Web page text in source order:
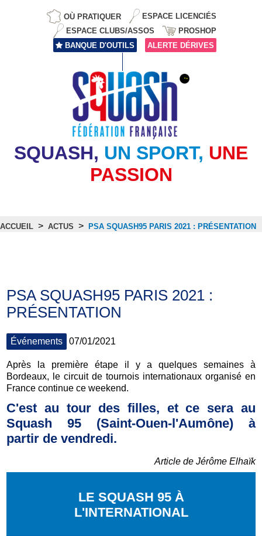
OÙ PRATIQUER
ESPACE LICENCIÉS
ESPACE CLUBS/ASSOS
PROSHOP
BANQUE D'OUTILS
ALERTE DÉRIVES
SQUASH, UN SPORT, UNE
PASSION
ACCUEIL > ACTUS > PSA SQUASH95 PARIS 2021 : PRÉSENTATION
PSA SQUASH95 PARIS 2021 :
PRÉSENTATION
Événements 07/01/2021
Après la première étape il y a quelques semaines à
Bordeaux, le circuit de tournois internationaux organisé en
France continue ce weekend.
C'est au tour des filles, et ce sera au
Squash 95 (Saint-Ouen-l'Aumône) à
partir de vendredi.
Article de Jérôme Elhaïk
LE SQUASH 95 À
L'INTERNATIONAL